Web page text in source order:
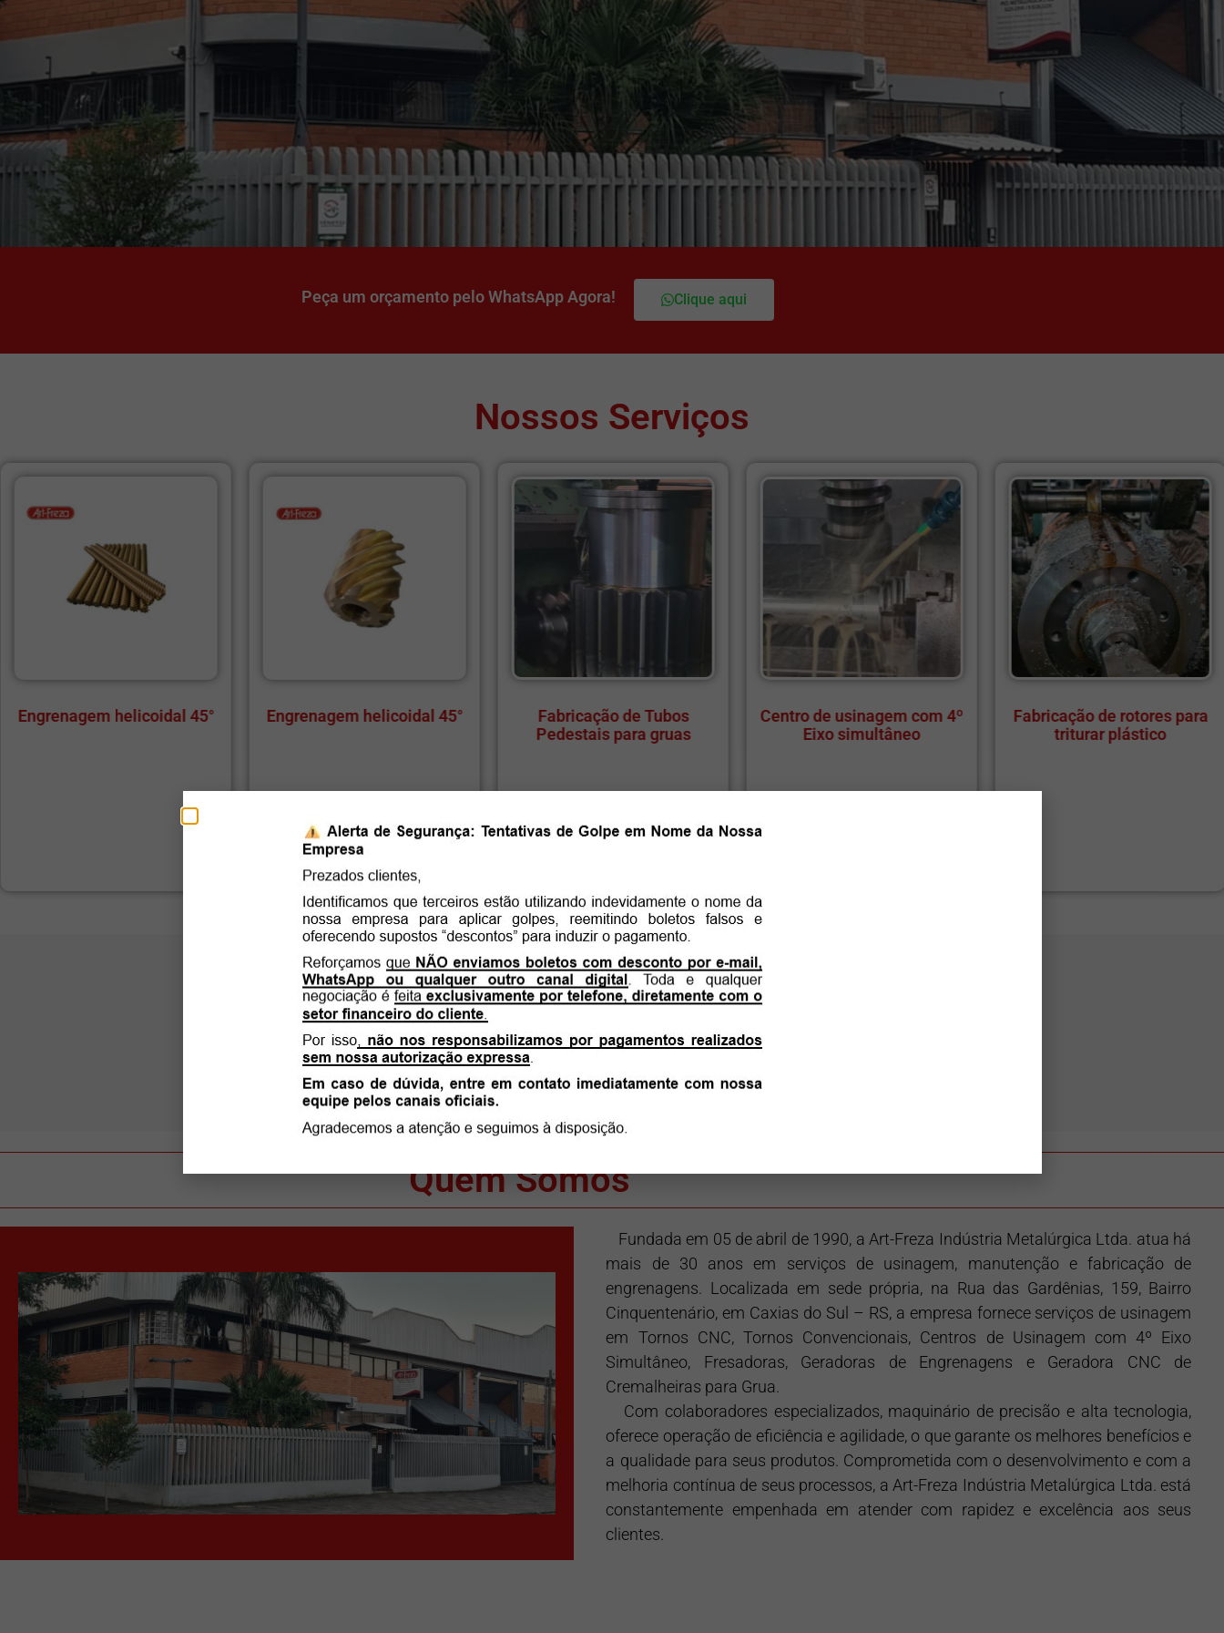
Peça um orçamento pelo WhatsApp Agora! Clique aqui
Nossos Serviços
Engrenagem helicoidal 45°
Fabricação de Tubos
Centro de usinagem com 4º
Eixo simultâneo
Fabricação de rotores para
triturar plástico
Serviços de Torno
Torno
Compre pelo WhatsApp
Quem Somos
Fundada em 05 de abril de 1990, a Art-Freza Indústria Metalúrgica Ltda. atua há
mais de 30 anos em serviços de usinagem, manutenção e fabricação de
engrenagens. Localizada em sede própria, na Rua das Gardênias, 159, Bairro
Cinquentenário, em Caxias do Sul – RS, a empresa fornece serviços de usinagem
em Tornos CNC, Tornos Convencionais, Centros de Usinagem com 4º Eixo
Simultâneo, Fresadoras, Geradoras de Engrenagens e Geradora CNC de
Cremalheiras para Grua.
Com colaboradores especializados, maquinário de precisão e alta tecnologia,
oferece operação de eficiência e agilidade, o que garante os melhores benefícios e
a qualidade para seus produtos. Comprometida com o desenvolvimento e com a
melhoria contínua de seus processos, a Art-Freza Indústria Metalúrgica Ltda. está
constantemente empenhada em atender com rapidez e excelência aos seus
clientes.